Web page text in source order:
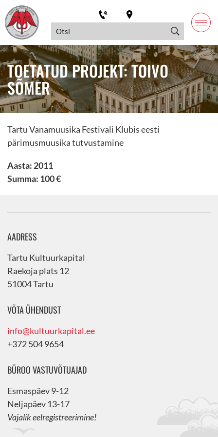
TOETATUD PROJEKT: TOIVO
SÕMER
Tartu Vanamuusika Festivali Klubis eesti
pärimusmuusika tutvustamine
Aasta: 2011
Summa: 100 €
AADRESS
Tartu Kultuurkapital
Raekoja plats 12
51004 Tartu
VÕTA ÜHENDUST
info@kultuurkapital.ee
+372 504 9654
BÜROO VASTUVÕTUAJAD
Esmaspäev 9-12
Neljapäev 13-17
Vajalik eelregistreerimine!